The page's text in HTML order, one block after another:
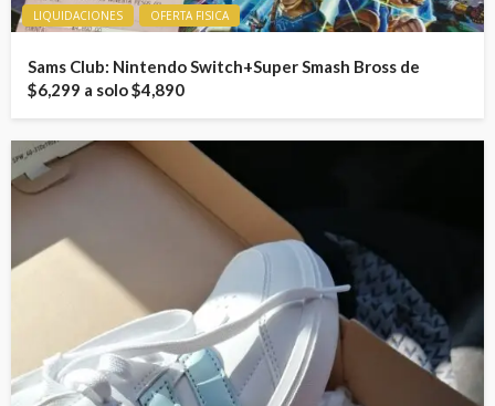
LIQUIDACIONES OFERTA FISICA
Sams Club: Nintendo Switch+Super Smash Bross de
$6,299 a solo $4,890